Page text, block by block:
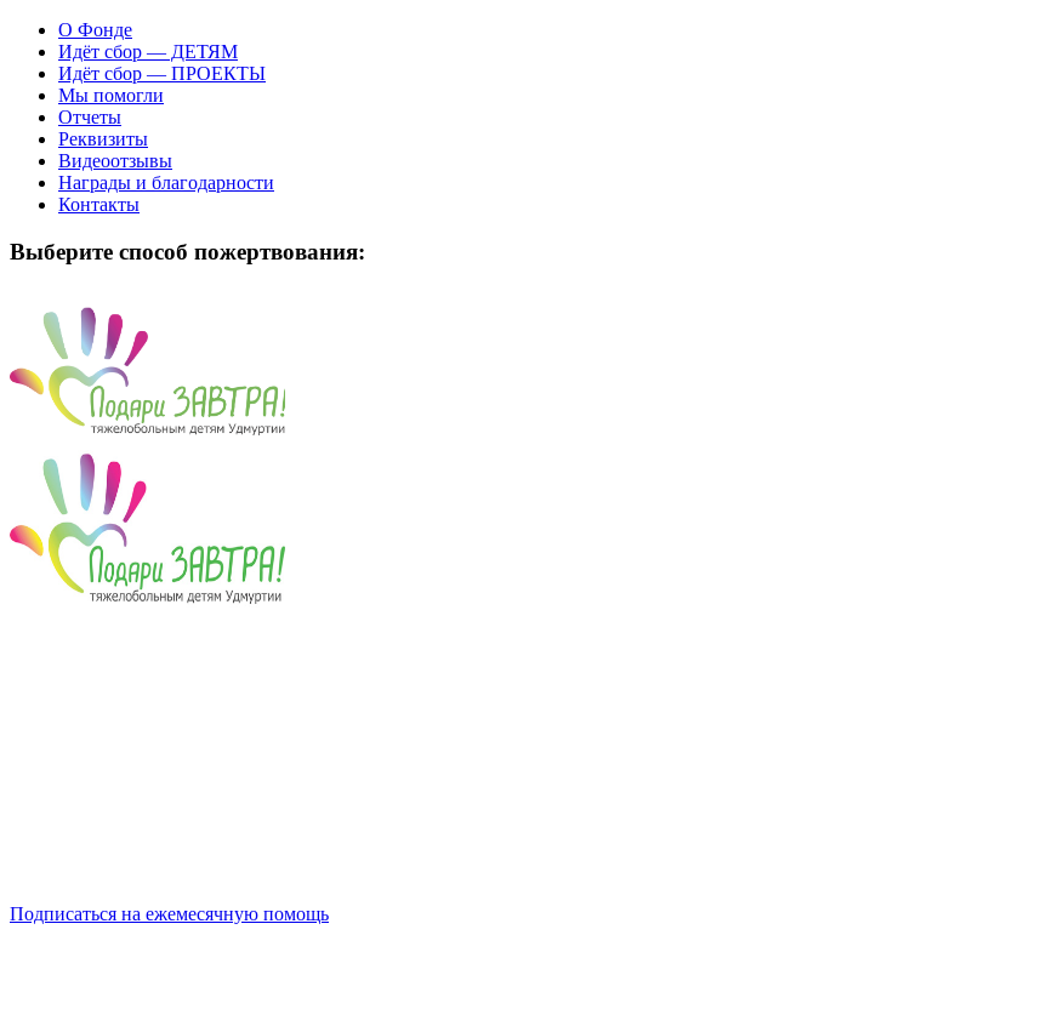
О Фонде
Идёт сбор — ДЕТЯМ
Идёт сбор — ПРОЕКТЫ
Мы помогли
Отчеты
Реквизиты
Видеоотзывы
Награды и благодарности
Контакты
Выберите способ пожертвования:
Подписаться на ежемесячную помощь